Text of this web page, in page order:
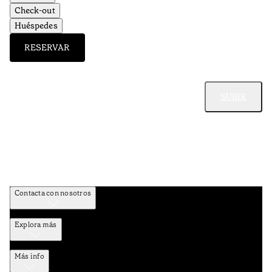
Check-out
Huéspedes
RESERVAR
Contacta con nosotros
Explora más
Más info